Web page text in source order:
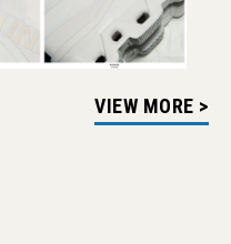
VIEW MORE >